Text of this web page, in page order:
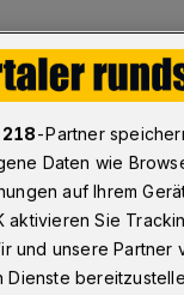
Uhr 2 Minuten
218-Partner
Daten wie
auf Ihrem
aktivieren Sie
und unsere Partner
Dienste